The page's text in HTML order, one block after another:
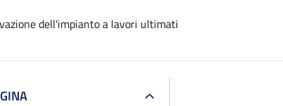
dell'impianto a lavori ultimati